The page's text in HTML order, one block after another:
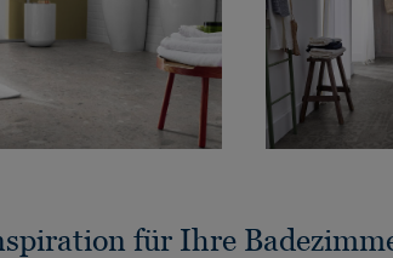
für Ihre